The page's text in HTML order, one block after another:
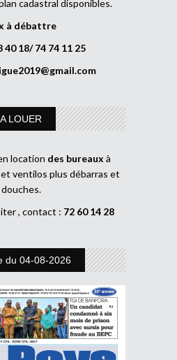
cadastral disponibles.
à débattre
40 18/ 74 74 11 25
A LOUER
location des bureaux à
ventilos plus débarras et
douches.
, contact : 72 60 14 28
du 04-08-2026